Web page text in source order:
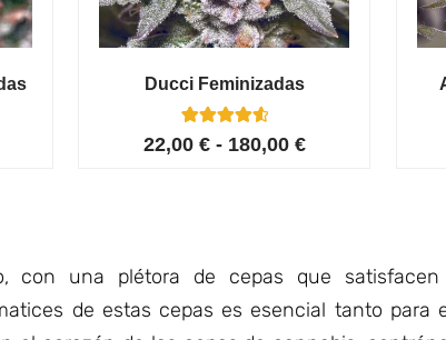
Ducci Feminizadas
Valorado
con
6
22,00 € - 180,00 €
una plétora de cepas que satisfacen
de estas cepas es esencial tanto para